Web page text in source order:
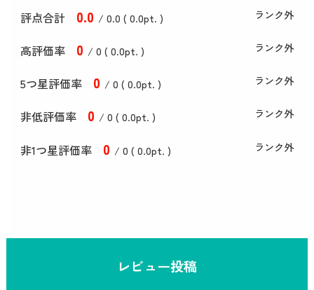
評点合計 0.0 / 0.0 ( 0.0pt. ) ランク外
高評価率 0 / 0 ( 0.0pt. ) ランク外
5つ星評価率 0 / 0 ( 0.0pt. ) ランク外
非低評価率 0 / 0 ( 0.0pt. ) ランク外
非1つ星評価率 0 / 0 ( 0.0pt. ) ランク外
レビュー投稿